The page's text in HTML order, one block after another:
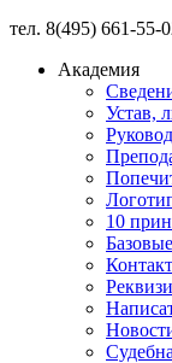
тел. 8(495) 661-55-
Академия
Устав,
10